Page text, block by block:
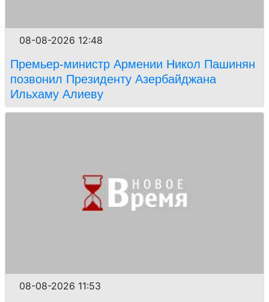
08-08-2026 12:48
Премьер-министр Армении Никол Пашинян
позвонил Президенту Азербайджана
Ильхаму Алиеву
08-08-2026 11:53